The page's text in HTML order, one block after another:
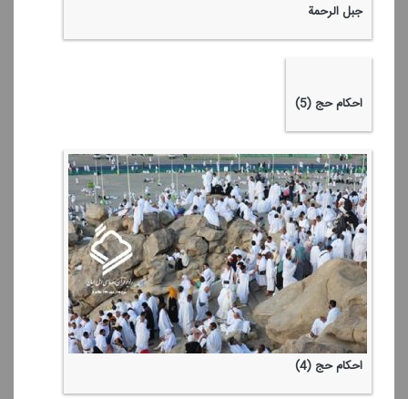
جبل الرحمة
احكام حج (5)
احكام حج (4)